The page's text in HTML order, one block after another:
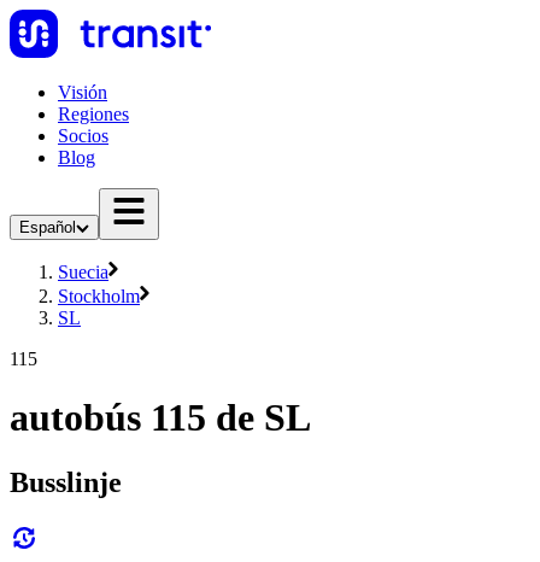
Visión
Regiones
Socios
Blog
Español
Suecia
Stockholm
SL
115
autobús 115 de SL
Busslinje